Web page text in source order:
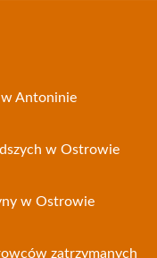
w Antoninie
w Ostrowie
w Ostrowie
zatrzymanych